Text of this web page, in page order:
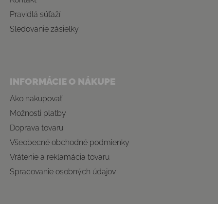
Pravidlá súťaží
Sledovanie zásielky
INFORMÁCIE O NÁKUPE
Ako nakupovať
Možnosti platby
Doprava tovaru
Všeobecné obchodné podmienky
Vrátenie a reklamácia tovaru
Spracovanie osobných údajov